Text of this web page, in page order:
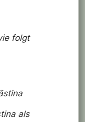
folgt
als